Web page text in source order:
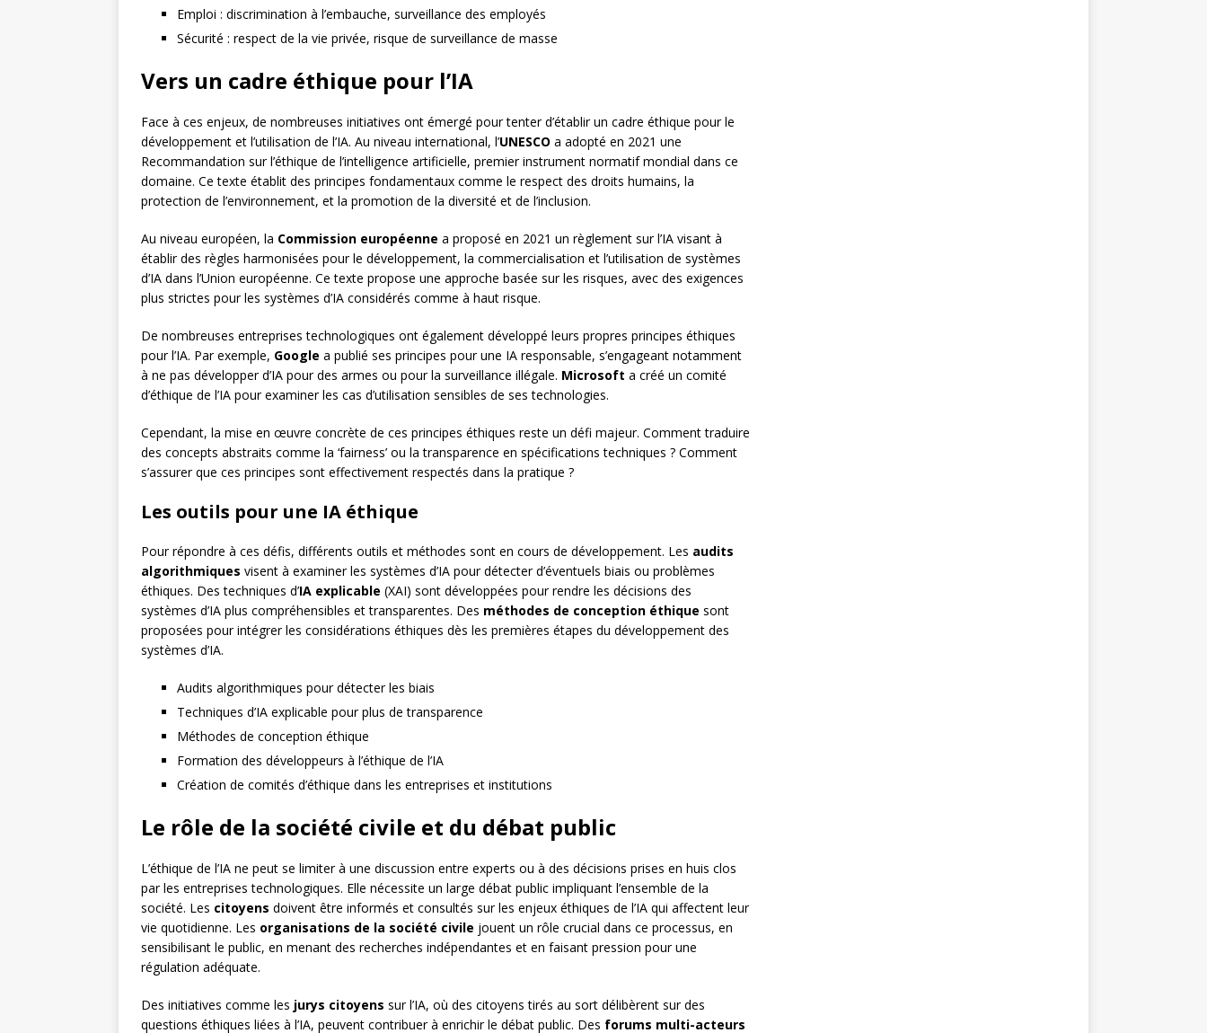
Emploi : discrimination à l’embauche, surveillance des employés
Sécurité : respect de la vie privée, risque de surveillance de masse
Vers un cadre éthique pour l’IA
Face à ces enjeux, de nombreuses initiatives ont émergé pour tenter d’établir un cadre éthique pour le
développement et l’utilisation de l’IA. Au niveau international, l’UNESCO a adopté en 2021 une
Recommandation sur l’éthique de l’intelligence artificielle, premier instrument normatif mondial dans ce
domaine. Ce texte établit des principes fondamentaux comme le respect des droits humains, la
protection de l’environnement, et la promotion de la diversité et de l’inclusion.
Au niveau européen, la Commission européenne a proposé en 2021 un règlement sur l’IA visant à
établir des règles harmonisées pour le développement, la commercialisation et l’utilisation de systèmes
d’IA dans l’Union européenne. Ce texte propose une approche basée sur les risques, avec des exigences
plus strictes pour les systèmes d’IA considérés comme à haut risque.
De nombreuses entreprises technologiques ont également développé leurs propres principes éthiques
pour l’IA. Par exemple, Google a publié ses principes pour une IA responsable, s’engageant notamment
à ne pas développer d’IA pour des armes ou pour la surveillance illégale. Microsoft a créé un comité
d’éthique de l’IA pour examiner les cas d’utilisation sensibles de ses technologies.
Cependant, la mise en œuvre concrète de ces principes éthiques reste un défi majeur. Comment traduire
des concepts abstraits comme la ‘fairness’ ou la transparence en spécifications techniques ? Comment
s’assurer que ces principes sont effectivement respectés dans la pratique ?
Les outils pour une IA éthique
Pour répondre à ces défis, différents outils et méthodes sont en cours de développement. Les audits
algorithmiques visent à examiner les systèmes d’IA pour détecter d’éventuels biais ou problèmes
éthiques. Des techniques d’IA explicable (XAI) sont développées pour rendre les décisions des
systèmes d’IA plus compréhensibles et transparentes. Des méthodes de conception éthique sont
proposées pour intégrer les considérations éthiques dès les premières étapes du développement des
systèmes d’IA.
Audits algorithmiques pour détecter les biais
Techniques d’IA explicable pour plus de transparence
Méthodes de conception éthique
Formation des développeurs à l’éthique de l’IA
Création de comités d’éthique dans les entreprises et institutions
Le rôle de la société civile et du débat public
L’éthique de l’IA ne peut se limiter à une discussion entre experts ou à des décisions prises en huis clos
par les entreprises technologiques. Elle nécessite un large débat public impliquant l’ensemble de la
société. Les citoyens doivent être informés et consultés sur les enjeux éthiques de l’IA qui affectent leur
vie quotidienne. Les organisations de la société civile jouent un rôle crucial dans ce processus, en
sensibilisant le public, en menant des recherches indépendantes et en faisant pression pour une
régulation adéquate.
Des initiatives comme les jurys citoyens sur l’IA, où des citoyens tirés au sort délibèrent sur des
questions éthiques liées à l’IA, peuvent contribuer à enrichir le débat public. Des forums multi-acteurs